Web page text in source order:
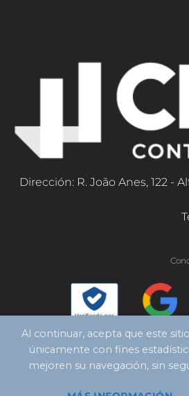
Dirección: R. João Anes, 122 -
Al continuar, acepta que este
únicamente con fines
mejoren su navegación, sin